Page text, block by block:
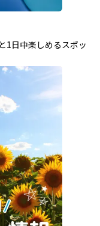
1日中楽しめるスポッ